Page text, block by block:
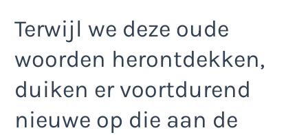
Terwijl we deze oude
woorden herontdekken,
duiken er voortdurend
nieuwe op die aan de